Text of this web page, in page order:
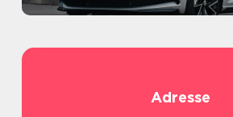
Adresse